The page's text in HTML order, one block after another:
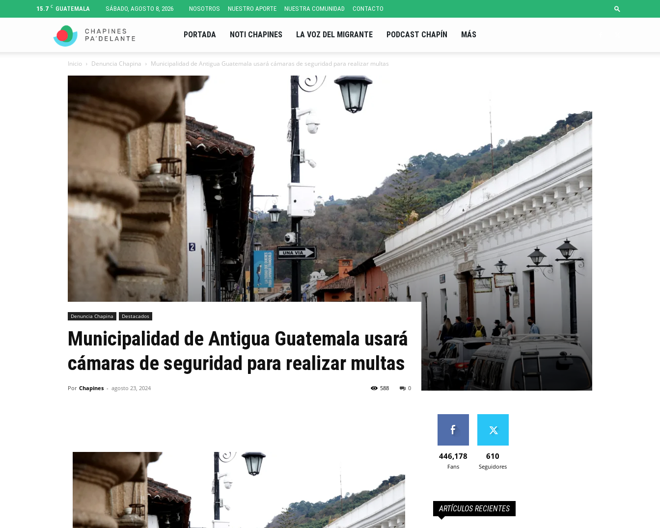
15.7 C GUATEMALA SÁBADO, AGOSTO 8, 2026 NOSOTROS NUESTRO APORTE NUESTRA COMUNIDAD CONTACTO
Pa'
Delante
PORTADA NOTI CHAPINES LA VOZ DEL MIGRANTE PODCAST CHAPÍN MÁS
Inicio Denuncia Chapina Municipalidad de Antigua Guatemala usará cámaras de seguridad para realizar multas
Denuncia Chapina Destacados
Municipalidad de Antigua Guatemala usará
cámaras de seguridad para realizar multas
Por Chapines - agosto 23, 2024 0
588
446,178
Fans
610
Seguidores
ARTÍCULOS RECIENTES